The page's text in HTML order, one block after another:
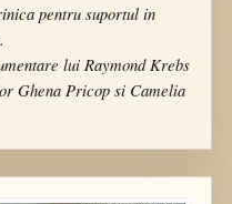
pentru suportul in
lui Raymond Krebs
Ghena Pricop si Camelia